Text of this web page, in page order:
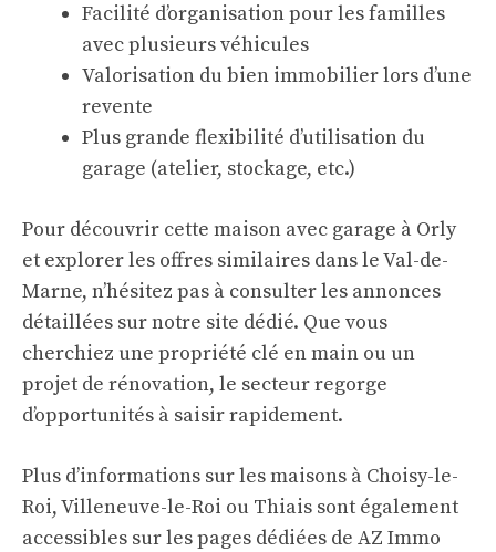
Facilité d’organisation pour les familles
avec plusieurs véhicules
Valorisation du bien immobilier lors d’une
revente
Plus grande flexibilité d’utilisation du
garage (atelier, stockage, etc.)
Pour découvrir cette maison avec garage à Orly
et explorer les offres similaires dans le Val-de-
Marne, n’hésitez pas à consulter les annonces
détaillées surnotre site dédié. Que vous
cherchiez une propriété clé en main ou un
projet de rénovation, le secteur regorge
d’opportunités à saisir rapidement.
Plus d’informations sur les maisons à Choisy-le-
Roi, Villeneuve-le-Roi ou Thiais sont également
accessibles sur les pages dédiées de AZ Immo